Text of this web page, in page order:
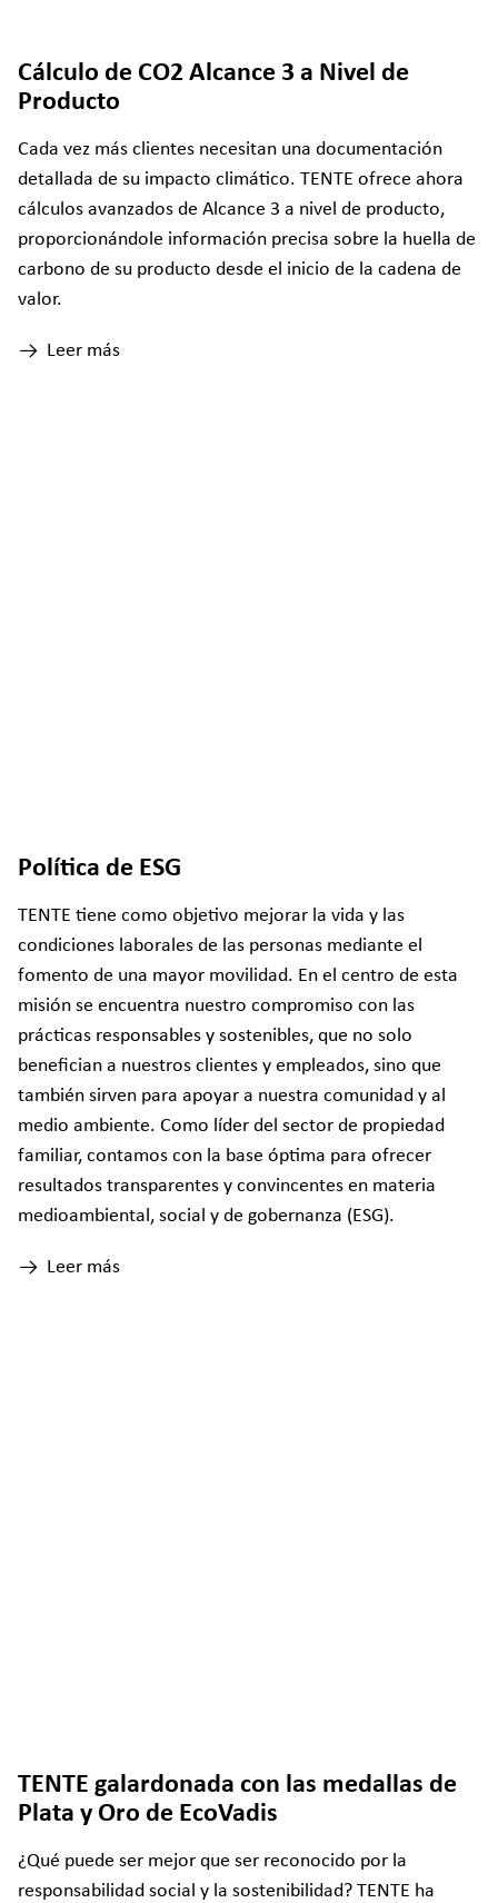
Cálculo de CO2 Alcance 3 a Nivel de
Producto
Cada vez más clientes necesitan una documentación
detallada de su impacto climático. TENTE ofrece ahora
cálculos avanzados de Alcance 3 a nivel de producto,
proporcionándole información precisa sobre la huella de
carbono de su producto desde el inicio de la cadena de
valor.
Leer más
Política de ESG
TENTE tiene como objetivo mejorar la vida y las
condiciones laborales de las personas mediante el
fomento de una mayor movilidad. En el centro de esta
misión se encuentra nuestro compromiso con las
prácticas responsables y sostenibles, que no solo
benefician a nuestros clientes y empleados, sino que
también sirven para apoyar a nuestra comunidad y al
medio ambiente. Como líder del sector de propiedad
familiar, contamos con la base óptima para ofrecer
resultados transparentes y convincentes en materia
medioambiental, social y de gobernanza (ESG).
Leer más
TENTE galardonada con las medallas de
Plata y Oro de EcoVadis
¿Qué puede ser mejor que ser reconocido por la
responsabilidad social y la sostenibilidad? TENTE ha